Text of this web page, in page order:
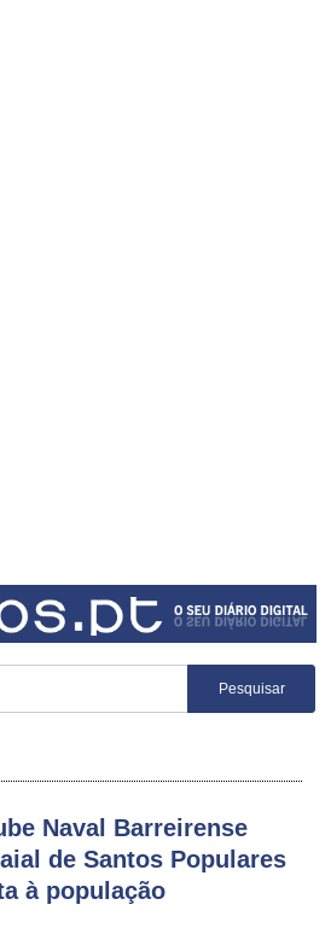
Naval Barreirense
de Santos Populares
à população